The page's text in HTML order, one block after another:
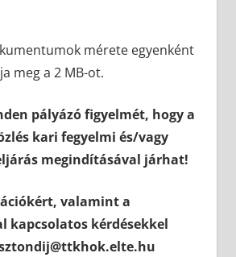
mérete egyenként
meg a 2 MB-ot.
pályázó figyelmét, hogy a
kari fegyelmi és/vagy
megindításával járhat!
valamint a
kapcsolatos kérdésekkel